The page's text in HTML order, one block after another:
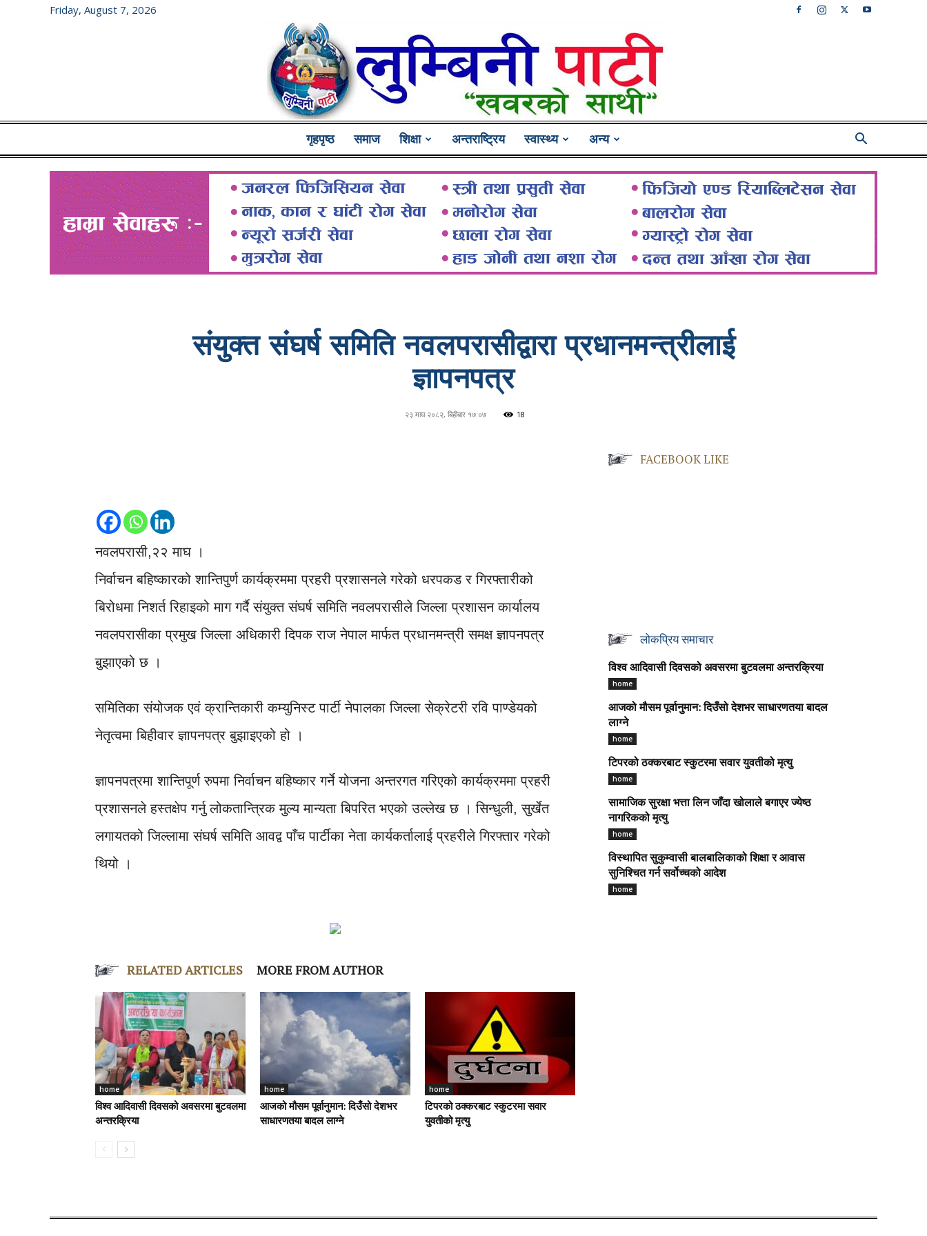
Friday, August 7, 2026
Lumbini
Pati
गृहपृष्ठ समाज शिक्षा अन्तराष्ट्रिय स्वास्थ्य अन्य
संयुक्त संघर्ष समिति नवलपरासीद्वारा प्रधानमन्त्रीलाई
ज्ञापनपत्र
२३ माघ २०८२, बिहीबार १७:०७ 18
नवलपरासी,२२ माघ ।
निर्वाचन बहिष्कारको शान्तिपुर्ण कार्यक्रममा प्रहरी प्रशासनले गरेको धरपकड र गिरफ्तारीको
बिरोधमा निशर्त रिहाइको माग गर्दै संयुक्त संघर्ष समिति नवलपरासीले जिल्ला प्रशासन कार्यालय
नवलपरासीका प्रमुख जिल्ला अधिकारी दिपक राज नेपाल मार्फत प्रधानमन्त्री समक्ष ज्ञापनपत्र
बुझाएको छ ।
समितिका संयोजक एवं क्रान्तिकारी कम्युनिस्ट पार्टी नेपालका जिल्ला सेक्रेटरी रवि पाण्डेयको
नेतृत्वमा बिहीवार ज्ञापनपत्र बुझाइएको हो ।
ज्ञापनपत्रमा शान्तिपूर्ण रुपमा निर्वाचन बहिष्कार गर्ने योजना अन्तरगत गरिएको कार्यक्रममा प्रहरी
प्रशासनले हस्तक्षेप गर्नु लोकतान्त्रिक मुल्य मान्यता बिपरित भएको उल्लेख छ । सिन्धुली, सुर्खेत
लगायतको जिल्लामा संघर्ष समिति आवद्व पाँच पार्टीका नेता कार्यकर्तालाई प्रहरीले गिरफ्तार गरेको
थियो ।
RELATED ARTICLES MORE FROM AUTHOR
home
विश्व आदिवासी दिवसको अवसरमा बुटवलमा
अन्तरक्रिया
home
आजको मौसम पूर्वानुमान: दिउँसो देशभर
साधारणतया बादल लाग्ने
home
टिपरको ठक्करबाट स्कुटरमा सवार
युवतीको मृत्यु
FACEBOOK LIKE
लोकप्रिय समाचार
विश्व आदिवासी दिवसको अवसरमा बुटवलमा अन्तरक्रिया
home
आजको मौसम पूर्वानुमान: दिउँसो देशभर साधारणतया बादल
लाग्ने
home
टिपरको ठक्करबाट स्कुटरमा सवार युवतीको मृत्यु
home
सामाजिक सुरक्षा भत्ता लिन जाँदा खोलाले बगाएर ज्येष्ठ
नागरिकको मृत्यु
home
विस्थापित सुकुम्वासी बालबालिकाको शिक्षा र आवास
सुनिश्चित गर्न सर्वोच्चको आदेश
home